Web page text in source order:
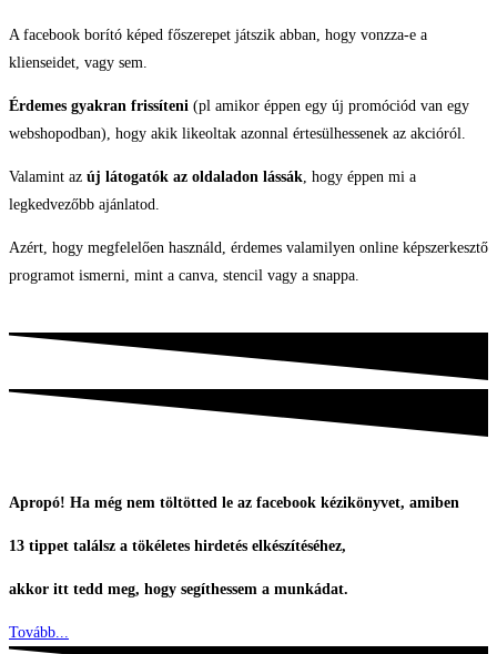
A facebook borító képed főszerepet játszik abban, hogy vonzza-e a
klienseidet, vagy sem.
Érdemes gyakran frissíteni (pl amikor éppen egy új promóciód van egy
webshopodban), hogy akik likeoltak azonnal értesülhessenek az akcióról.
Valamint az új látogatók az oldaladon lássák , hogy éppen mi a
legkedvezőbb ajánlatod.
Azért, hogy megfelelően használd, érdemes valamilyen online képszerkesztő
programot ismerni, mint a canva, stencil vagy a snappa.
Apropó! Ha még nem töltötted le az facebook kézikönyvet, amiben
13 tippet találsz a tökéletes hirdetés elkészítéséhez,
akkor itt tedd meg, hogy segíthessem a munkádat.
Tovább...